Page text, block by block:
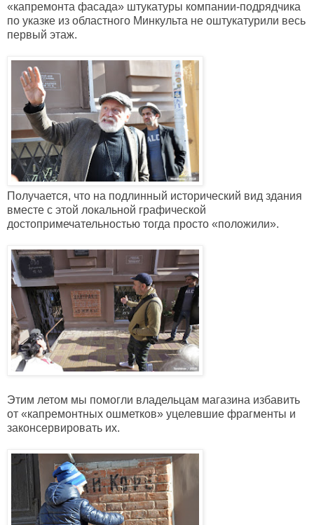
«капремонта фасада» штукатуры компании-подрядчика
по указке из областного Минкульта не оштукатурили весь
первый этаж.
Получается, что на подлинный исторический вид здания
вместе с этой локальной графической
достопримечательностью тогда просто «положили».
Этим летом мы помогли владельцам магазина избавить
от «капремонтных ошметков» уцелевшие фрагменты и
законсервировать их.